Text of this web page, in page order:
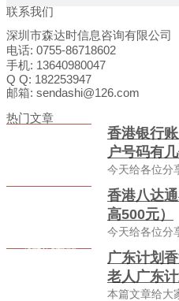
联系我们
深圳市森达时信息咨询有限公司
电话: 0755-86718602
手机: 13640980047
Q Q: 182253947
邮箱: sendashi@126.com
热门文章
香港银行
户号码有几
今天给各位分
香港八达
高500元）
今天给各位分
广东计划
老人广东计
本篇文章给大